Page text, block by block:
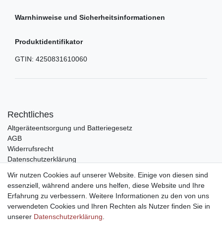
Warnhinweise und Sicherheitsinformationen
Produktidentifikator
GTIN: 4250831610060
Rechtliches
Altgeräteentsorgung und Batteriegesetz
AGB
Widerrufsrecht
Datenschutzerklärung
Impressum
Service
Zahlungsarten
Lieferung und Abholung
Wir nutzen Cookies auf unserer Website. Einige von diesen sind
essenziell, während andere uns helfen, diese Website und Ihre
Erfahrung zu verbessern. Weitere Informationen zu den von uns
verwendeten Cookies und Ihren Rechten als Nutzer finden Sie in
unserer Daten­schutz­erklärung